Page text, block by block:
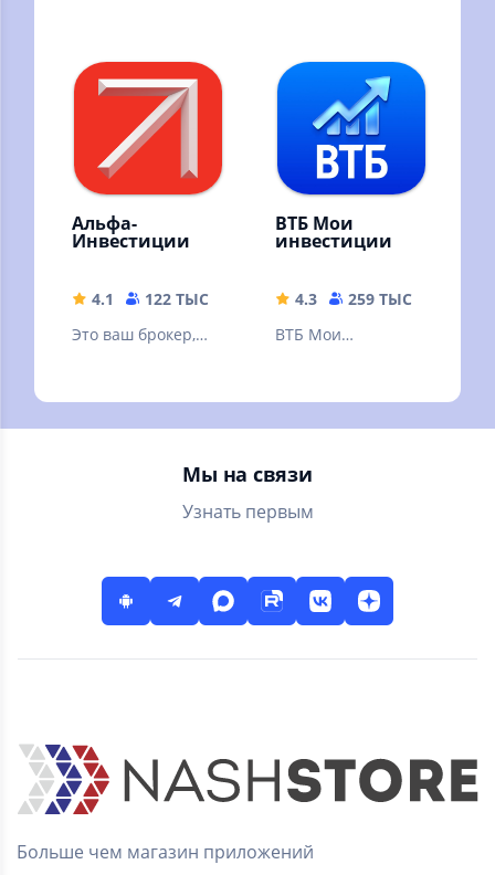
ипотека. Курсы
валют
Альфа-
Инвестиции
4.1 122 ТЫС
146.91 MB
Это ваш брокер,
облигации, ЦФА,
фонды, валюту
ВТБ Мои
инвестиции
4.3 259 ТЫС
ВТБ Мои
помощник по
торговле на бирже
Мы на связи
Узнать первым
Больше чем магазин приложений